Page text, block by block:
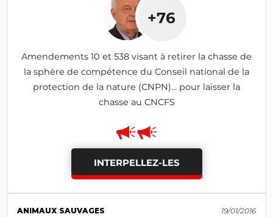
+76
Amendements 10 et 538 visant à retirer la chasse de
la sphère de compétence du Conseil national de la
protection de la nature (CNPN)... pour laisser la
chasse au CNCFS
INTERPELLEZ-LES
ANIMAUX SAUVAGES 19/01/2016